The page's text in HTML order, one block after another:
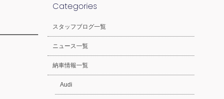
Categories
スタッフブログ一覧
ニュース一覧
納車情報一覧
Audi